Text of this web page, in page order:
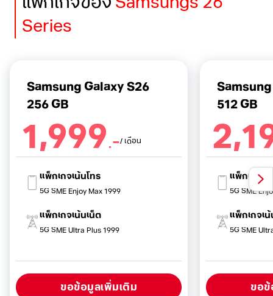
Series
Samsung Galaxy S26
256 GB
1,999.-/ เดือน
แพ็กเกจเน้นโทร
5G SME Enjoy Max 1999
แพ็กเกจเน้นเน็ต
5G SME Ultra Plus 1999
ขอข้อมูลเพิ่มเติม
512 GB
แพ็กเกจเ
5G SME
แพ็กเกจเ
5G SME
ขอ